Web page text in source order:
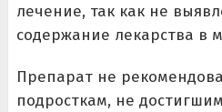
лечение, так как не
содержание лекарства в
Препарат не
подросткам, не